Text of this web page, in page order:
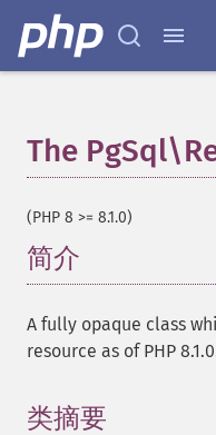
The
(PHP 8 >= 8.1.0)
简介
A fully opaque class
resource as of PHP
类摘要